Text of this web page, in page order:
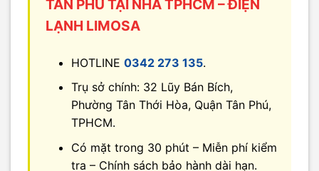
TÂN PHÚ TẠI NHÀ TPHCM – ĐIỆN
LẠNH LIMOSA
HOTLINE 0342 273 135.
Trụ sở chính: 32 Lũy Bán Bích,
Phường Tân Thới Hòa, Quận Tân Phú,
TPHCM.
Có mặt trong 30 phút – Miễn phí kiểm
tra – Chính sách bảo hành dài hạn.